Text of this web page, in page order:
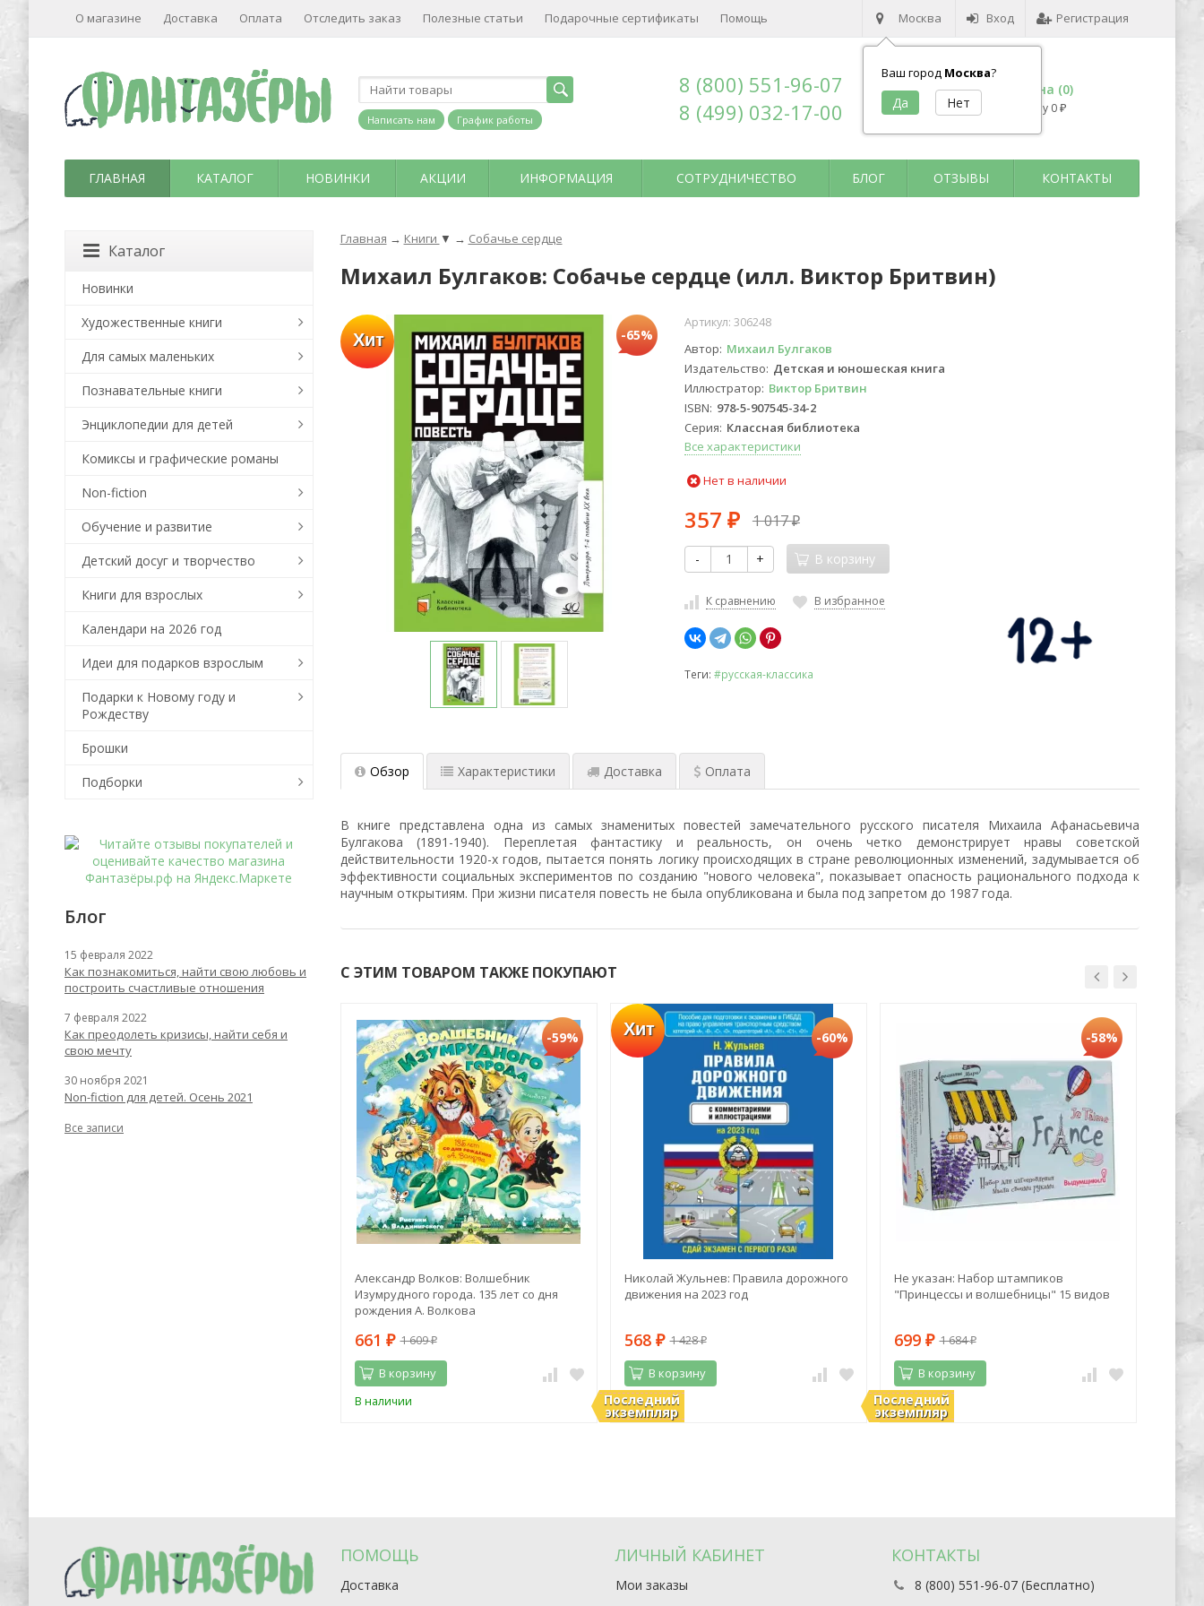
Москва
Ваш город Москва?
Вход Регистрация
О магазине Доставка Оплата Отследить заказ Полезные статьи Подарочные сертификаты Помощь
Написать нам График работы
8 (800) 551-96-07
8 (499) 032-17-00
Корзина (0)
на сумму 0 ₽
ГЛАВНАЯ КАТАЛОГ НОВИНКИ АКЦИИ ИНФОРМАЦИЯ СОТРУДНИЧЕСТВО БЛОГ ОТЗЫВЫ КОНТАКТЫ
Главная → Книги ▼ → Собачье сердце
Михаил Булгаков: Собачье сердце (илл. Виктор Бритвин)
Хит -65%
Артикул: 306248
Автор Михаил Булгаков
Издательство Детская и юношеская книга
Иллюстратор Виктор Бритвин
ISBN 978-5-907545-34-2
Серия Классная библиотека
Все характеристики
Нет в наличии
357 ₽ 1 017₽
- + В корзину
К сравнению В избранное
Теги: #русская-классика
Обзор Характеристики Доставка Оплата
В книге представлена одна из самых знаменитых повестей замечательного русского писателя Михаила Афанасьевича
Булгакова (1891-1940). Переплетая фантастику и реальность, он очень четко демонстрирует нравы советской
действительности 1920-х годов, пытается понять логику происходящих в стране революционных изменений, задумывается об
эффективности социальных экспериментов по созданию "нового человека", показывает опасность рационального подхода к
научным открытиям. При жизни писателя повесть не была опубликована и была под запретом до 1987 года.
С ЭТИМ ТОВАРОМ ТАКЖЕ ПОКУПАЮТ
-53% -59%
Александр Волков: Волшебник
Изумрудного города. 135 лет со дня
рождения А. Волкова
661 ₽ 1 609₽
В корзину
В наличии
Хит
Последний
экземпляр
-60%
Николай Жульнев: Правила дорожного
движения на 2023 год
568 ₽ 1 428₽
В корзину
В наличии Последний
экземпляр
-58%
Не указан: Набор штампиков
"Принцессы и волшебницы" 15 видов
699 ₽ 1 684₽
В корзину
В наличии
Каталог
Новинки
Художественные книги
Для самых маленьких
Познавательные книги
Энциклопедии для детей
Комиксы и графические романы
Non-fiction
Обучение и развитие
Детский досуг и творчество
Книги для взрослых
Календари на 2026 год
Идеи для подарков взрослым
Подарки к Новому году и
Рождеству
Брошки
Подборки
Блог
15 февраля 2022
Как познакомиться, найти свою любовь и
построить счастливые отношения
7 февраля 2022
Как преодолеть кризисы, найти себя и
свою мечту
30 ноября 2021
Non-fiction для детей. Осень 2021
Все записи
ПОМОЩЬ
Доставка
ЛИЧНЫЙ КАБИНЕТ
Мои заказы
КОНТАКТЫ
8 (800) 551-96-07 (Бесплатно)